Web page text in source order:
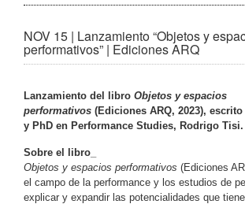
NOV 15 | Lanzamiento “Objetos y
performativos” | Ediciones ARQ
Lanzamiento del libro Objetos y espacios
performativos (Ediciones ARQ, 2023),
y PhD en Performance Studies, Rodrigo Tisi.
Sobre el libro_
Objetos y espacios performativos (Ediciones
el campo de la performance y los estudios de
explicar y expandir las potencialidades que